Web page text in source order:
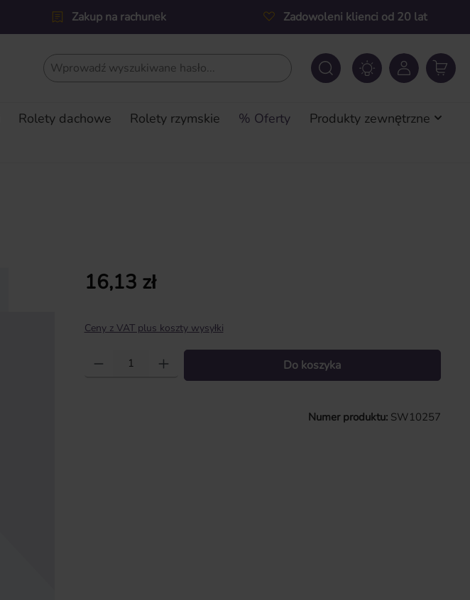
Zakup na rachunek Zadowoleni klienci od 20 lat
Rolety dachowe Rolety rzymskie % Oferty
Produkty zewnętrzne
Cena regularna:
16,13 zł
Ceny z VAT plus koszty wysyłki
Ilość produktu: Wprowadź żądaną ilość lub użyj przycisków, aby zwiększyć lub
Do koszyka
Numer produktu: SW10257